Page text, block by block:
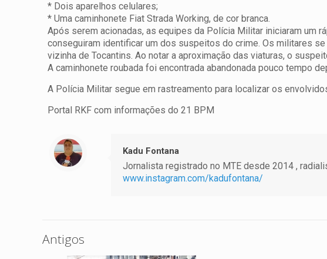
* Dois aparelhos celulares;
* Uma caminhonete Fiat Strada Working, de cor branca.
Após serem acionadas, as equipes da Polícia Militar iniciaram um
conseguiram identificar um dos suspeitos do crime. Os militares
vizinha de Tocantins. Ao notar a aproximação das viaturas, o
A caminhonete roubada foi encontrada abandonada pouco tempo
A Polícia Militar segue em rastreamento para localizar os
Portal RKF com informações do 21 BPM
Kadu Fontana
Jornalista registrado no MTE desde 2014 ,
www.instagram.com/kadufontana/
Antigos